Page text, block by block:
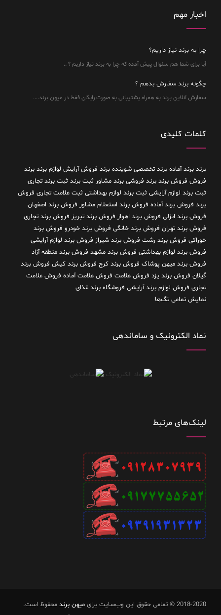
اخبار مهم
چرا به برند نیاز داریم؟
آیا برای شما هم سئوال پیش آمده که چرا به برند نیاز داریم ؟ ..
چگونه برند سفارش بدهم ؟
سفارش آنلاین برند به همراه پشتیبانی به صورت رایگان فقط در میهن برند....
کلمات کلیدی
برند برند آماده برند تخصصی شوینده برند فروش آرایش لوازم برند برند
فروش فروش برند برند فروشی برند مشاور ثبت برند ثبت برند تجاری
ثبت برند لوازم آرایشی ثبت برند لوازم بهداشتی ثبت علامت تجاری فروش
برند فروش برند آماده فروش برند استعلام مشاور فروش برند اصفهان
فروش برند انزلی فروش برند اهواز فروش برند تبریز فروش برند تجاری
فروش برند تهران فروش برند خانگی فروش برند خودرو فروش برند
خوراکی فروش برند رشت فروش برند شیراز فروش برند لوازم آرایشی
فروش برند لوازم بهداشتی فروش برند مشهد فروش برند منطقه آزاد
فروش برند میهن پوشاک فروش برند کرج فروش برند کیش فروش برند
گیلان فروش برند یزد فروش علامت فروش علامت آماده فروش علامت
تجاری فروش لوازم برند آرایشی فروشگاه برند غذای
نمایش تمامی تگ‌ها
نماد الکترونیک و ساماندهی
لینک‌های مرتبط
2018-2020 © تمامی حقوق این وب‌سایت برای میهن برند محفوظ است.